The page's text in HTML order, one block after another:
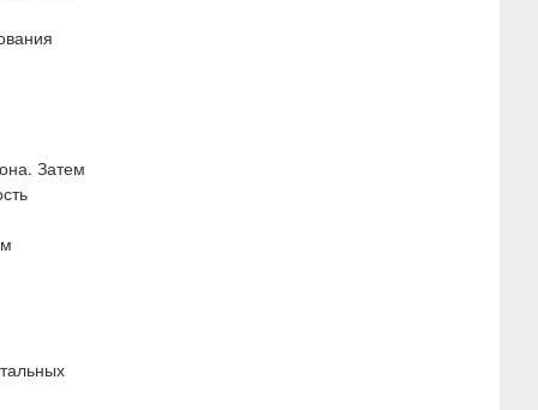
Затем